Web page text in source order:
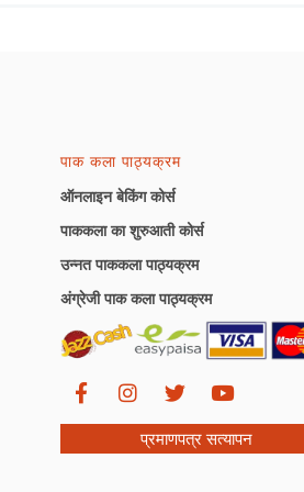
पाक कला पाठ्यक्रम
ऑनलाइन बेकिंग कोर्स
पाककला का शुरुआती कोर्स
उन्नत पाककला पाठ्यक्रम
अंग्रेजी पाक कला पाठ्यक्रम
प्रमाणपत्र सत्यापन